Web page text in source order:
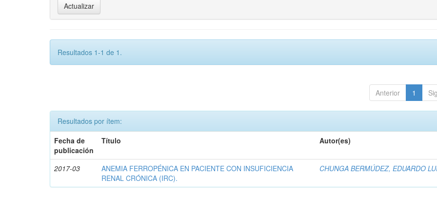
Resultados 1-1 de 1.
Anterior 1
Resultados por ítem:
Fecha de
publicación
Título Autor(es)
2017-03
ANEMIA FERROPÉNICA EN PACIENTE CON INSUFICIENCIA
RENAL CRÓNICA (IRC).
CHUNGA BERMÚDEZ, EDUARDO